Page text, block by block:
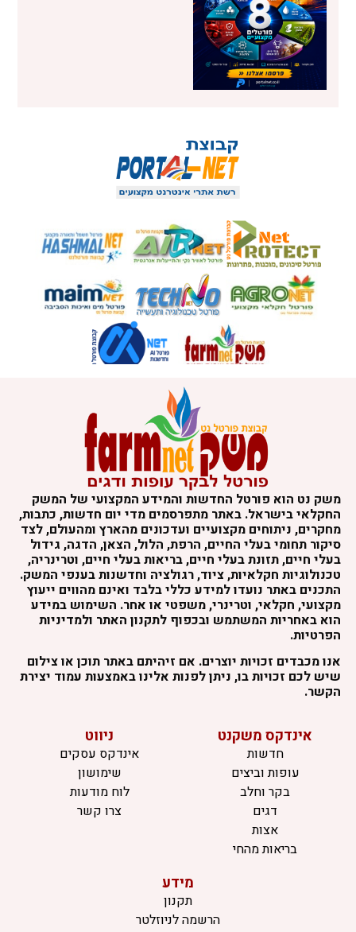
משק נט הוא פורטל החדשות והמידע המקצועי של המשק
החקלאי בישראל. באתר מתפרסמים מדי יום חדשות, כתבות,
מחקרים, ניתוחים מקצועיים ועדכונים מהארץ ומהעולם, לצד
סיקור תחומי בעלי החיים, הרפת, הלול, הצאן, הדגה, גידול
בעלי חיים, תזונת בעלי חיים, בריאות בעלי חיים, וטרינריה,
טכנולוגיות חקלאיות, ציוד, רגולציה וחדשנות בענפי המשק.
התכנים באתר נועדו למידע כללי בלבד ואינם מהווים ייעוץ
מקצועי, חקלאי, וטרינרי, משפטי או אחר. השימוש במידע
הוא באחריות המשתמש ובכפוף לתקנון האתר ולמדיניות
הפרטיות.
אנו מכבדים זכויות יוצרים. אם זיהיתם באתר תוכן או צילום
שיש לכם זכויות בו, ניתן לפנות אלינו באמצעות עמוד יצירת
הקשר.
אינדקס משקנט
חדשות
עופות וביצים
בקר וחלב
דגים
אצות
בריאות מהחי
ניווט
אינדקס עסקים
שימושון
לוח מודעות
צרו קשר
מידע
תקנון
הרשמה לניוזלטר